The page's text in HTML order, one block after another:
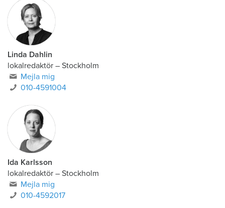
Linda Dahlin
lokalredaktör – Stockholm
Mejla mig
010-4591004
Ida Karlsson
lokalredaktör – Stockholm
Mejla mig
010-4592017